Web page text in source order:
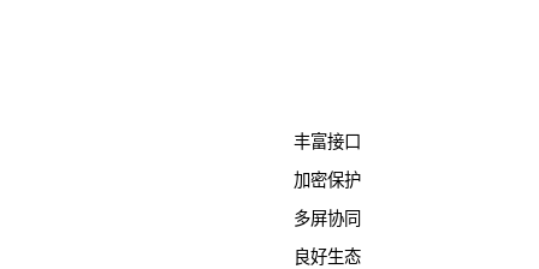
丰富接口
加密保护
多屏协同
良好生态